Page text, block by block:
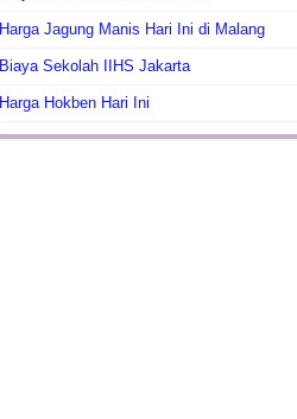
Harga Jagung Manis Hari Ini di Malang
Biaya Sekolah IIHS Jakarta
Harga Hokben Hari Ini